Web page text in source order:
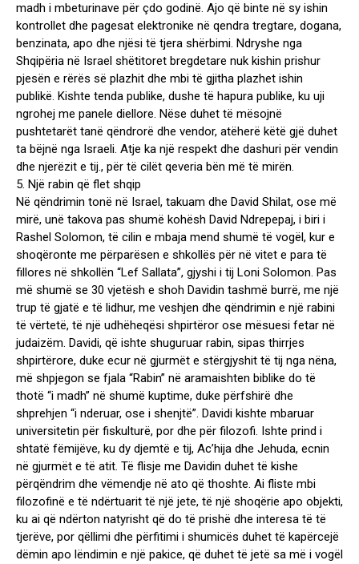
madh i mbeturinave për çdo godinë. Ajo që binte në sy ishin
kontrollet dhe pagesat elektronike në qendra tregtare, dogana,
benzinata, apo dhe njësi të tjera shërbimi. Ndryshe nga
Shqipëria në Israel shëtitoret bregdetare nuk kishin prishur
pjesën e rërës së plazhit dhe mbi të gjitha plazhet ishin
publikë. Kishte tenda publike, dushe të hapura publike, ku uji
ngrohej me panele diellore. Nëse duhet të mësojnë
pushtetarët tanë qëndrorë dhe vendor, atëherë këtë gjë duhet
ta bëjnë nga Israeli. Atje ka një respekt dhe dashuri për vendin
dhe njerëzit e tij., për të cilët qeveria bën më të mirën.
5. Një rabin që flet shqip
Në qëndrimin tonë në Israel, takuam dhe David Shilat, ose më
mirë, unë takova pas shumë kohësh David Ndrepepaj, i biri i
Rashel Solomon, të cilin e mbaja mend shumë të vogël, kur e
shoqëronte me përparësen e shkollës për në vitet e para të
fillores në shkollën “Lef Sallata”, gjyshi i tij Loni Solomon. Pas
më shumë se 30 vjetësh e shoh Davidin tashmë burrë, me një
trup të gjatë e të lidhur, me veshjen dhe qëndrimin e një rabini
të vërtetë, të një udhëheqësi shpirtëror ose mësuesi fetar në
judaizëm. Davidi, që ishte shuguruar rabin, sipas thirrjes
shpirtërore, duke ecur në gjurmët e stërgjyshit të tij nga nëna,
më shpjegon se fjala “Rabin” në aramaishten biblike do të
thotë “i madh” në shumë kuptime, duke përfshirë dhe
shprehjen “i nderuar, ose i shenjtë”. Davidi kishte mbaruar
universitetin për fiskulturë, por dhe për filozofi. Ishte prind i
shtatë fëmijëve, ku dy djemtë e tij, Ac’hija dhe Jehuda, ecnin
në gjurmët e të atit. Të flisje me Davidin duhet të kishe
përqëndrim dhe vëmendje në ato që thoshte. Ai fliste mbi
filozofinë e të ndërtuarit të një jete, të një shoqërie apo objekti,
ku ai që ndërton natyrisht që do të prishë dhe interesa të të
tjerëve, por qëllimi dhe përfitimi i shumicës duhet të kapërcejë
dëmin apo lëndimin e një pakice, që duhet të jetë sa më i vogël